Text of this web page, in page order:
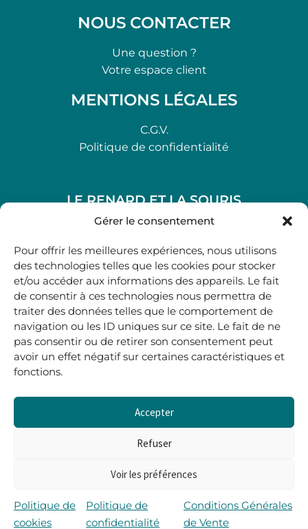
Gérer le consentement
Pour offrir les meilleures expériences, nous utilisons
des technologies telles que les cookies pour stocker
et/ou accéder aux informations des appareils. Le fait
de consentir à ces technologies nous permettra de
traiter des données telles que le comportement de
navigation ou les ID uniques sur ce site. Le fait de ne
pas consentir ou de retirer son consentement peut
avoir un effet négatif sur certaines caractéristiques et
fonctions.
Accepter
Refuser
Voir les préférences
Politique de
cookies
Politique de
confidentialité
Conditions Générales
de Vente
NOUS CONTACTER
Une question ?
Votre espace client
MENTIONS LÉGALES
C.G.V.
Politique de confidentialité
LE RENARD ET LA SOURIS
48, rue Maubec 33210 LANGON
05 40 41 37 18
.
MARDI AU SAMEDI
10H00-12H45 | 14H00 -19H00
boutique@lerenardetlasouris.com
Tous droits réservés © Le Renard et la Souris –
Rives